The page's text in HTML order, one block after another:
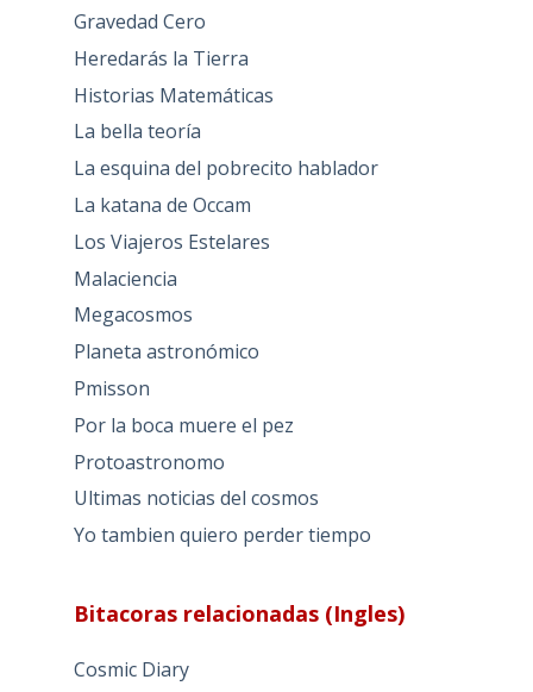
Gravedad Cero
Heredarás la Tierra
Historias Matemáticas
La bella teoría
La esquina del pobrecito hablador
La katana de Occam
Los Viajeros Estelares
Malaciencia
Megacosmos
Planeta astronómico
Pmisson
Por la boca muere el pez
Protoastronomo
Ultimas noticias del cosmos
Yo tambien quiero perder tiempo
Bitacoras relacionadas (Ingles)
Cosmic Diary